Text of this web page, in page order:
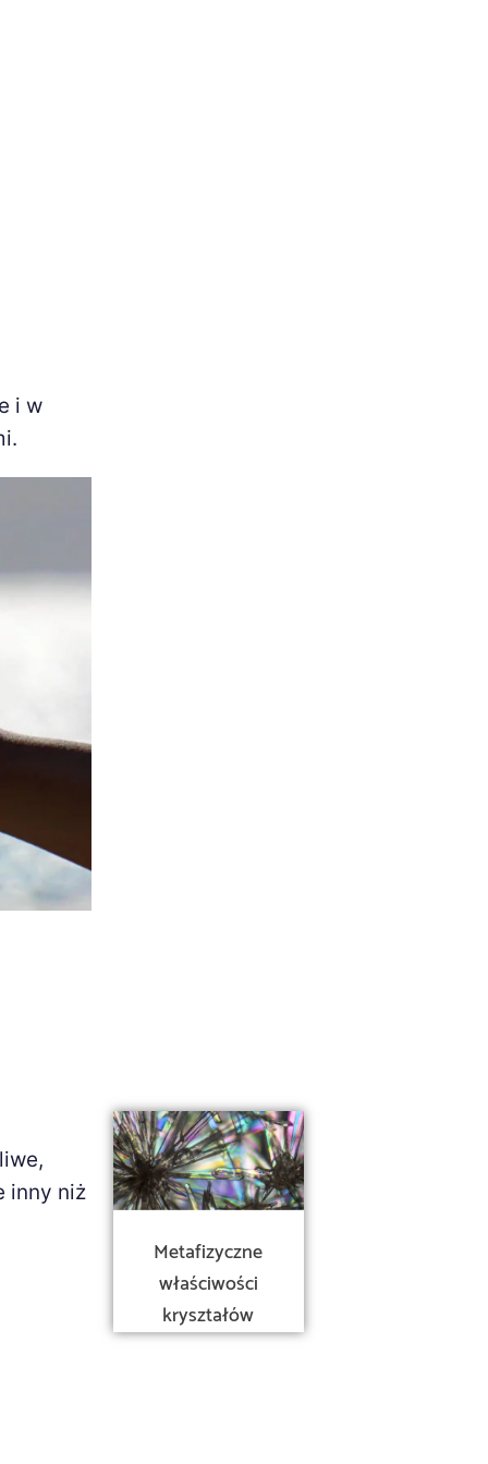
i w
inny niż
Metafizyczne
właściwości
kryształów